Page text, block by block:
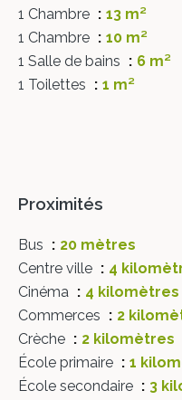
1 Chambre
13 m²
1 Chambre
10 m²
1 Salle de bains
6 m²
1 Toilettes
1 m²
Proximités
Bus
20 mètres
Centre ville
4
Cinéma
4 kilomètres
Commerces
2
Crèche
2 kilomètres
École primaire
1
École secondaire
3